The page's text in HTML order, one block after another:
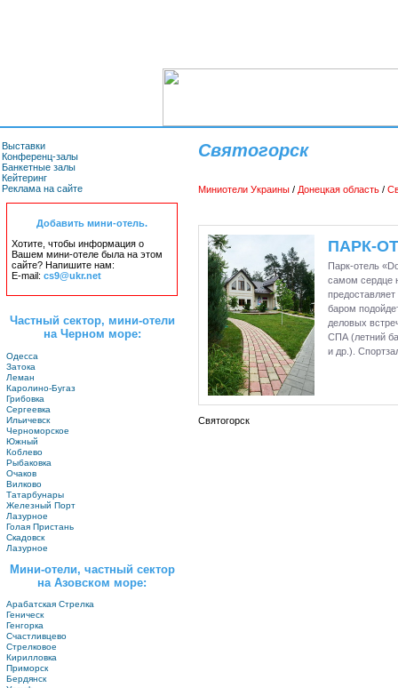
Выставки
Конференц-залы
Банкетные залы
Кейтеринг
Реклама на сайте
Добавить мини-отель.
Хотите, чтобы информация о
Вашем мини-отеле была на этом
сайте? Напишите нам:
E-mail: cs9@ukr.net
Частный сектор, мини-отели
на Черном море:
Одесса
Затока
Леман
Каролино-Бугаз
Грибовка
Сергеевка
Ильичевск
Черноморское
Южный
Коблево
Рыбаковка
Очаков
Вилково
Татарбунары
Железный Порт
Лазурное
Голая Пристань
Скадовск
Лазурное
Мини-отели, частный сектор
на Азовском море:
Арабатская Стрелка
Геническ
Генгорка
Счастливцево
Стрелковое
Кирилловка
Приморск
Бердянск
Святогорск
Миниотели Украины / Донецкая область /
ПАРК-
Парк-отель
самом сердце
баром
деловых
СПА (летний
и др.).
Святогорск